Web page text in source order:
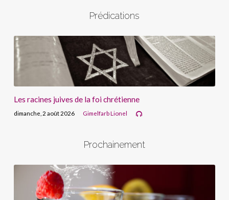
Prédications
Les racines juives de la foi chrétienne
dimanche, 2 août 2026 Gimelfarb Lionel
Prochainement